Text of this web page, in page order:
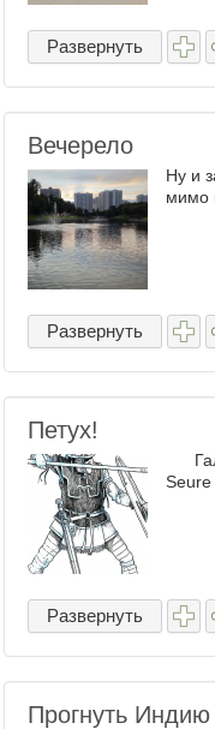
Развернуть
Вечерело
Ну и
мимо
Развернуть
Петух!
Seure
Развернуть
Прогнуть